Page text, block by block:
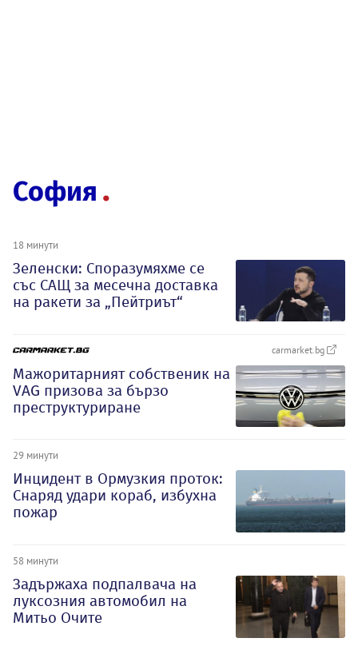
София
18 минути
Зеленски: Споразумяхме се
със САЩ за месечна доставка
на ракети за „Пейтриът“
carmarket.bg
Мажоритарният собственик на
VAG призова за бързо
преструктуриране
29 минути
Инцидент в Ормузкия проток:
Снаряд удари кораб, избухна
пожар
58 минути
Задържаха подпалвача на
луксозния автомобил на
Митьо Очите